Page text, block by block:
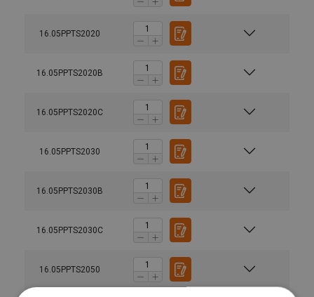
16.05PPTS2020
16.05PPTS2020B
16.05PPTS2020C
16.05PPTS2030
16.05PPTS2030B
16.05PPTS2030C
16.05PPTS2050
Manuels utilisateur
Powertex-Trolley-PGT-PPT-S2-User-Manual-ML-